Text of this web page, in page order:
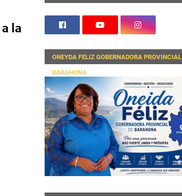
la
ONEYDA FELIZ GOBERNADORA PROVINCIAL
BARAHONA